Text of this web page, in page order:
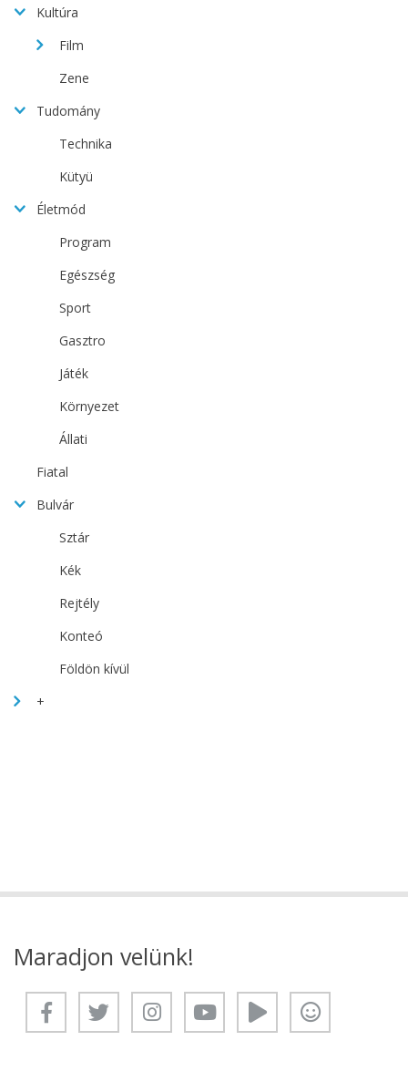
Kultúra
Film
Zene
Tudomány
Technika
Kütyü
Életmód
Program
Egészség
Sport
Gasztro
Játék
Környezet
Állati
Fiatal
Bulvár
Sztár
Kék
Rejtély
Konteó
Földön kívül
+
Maradjon velünk!